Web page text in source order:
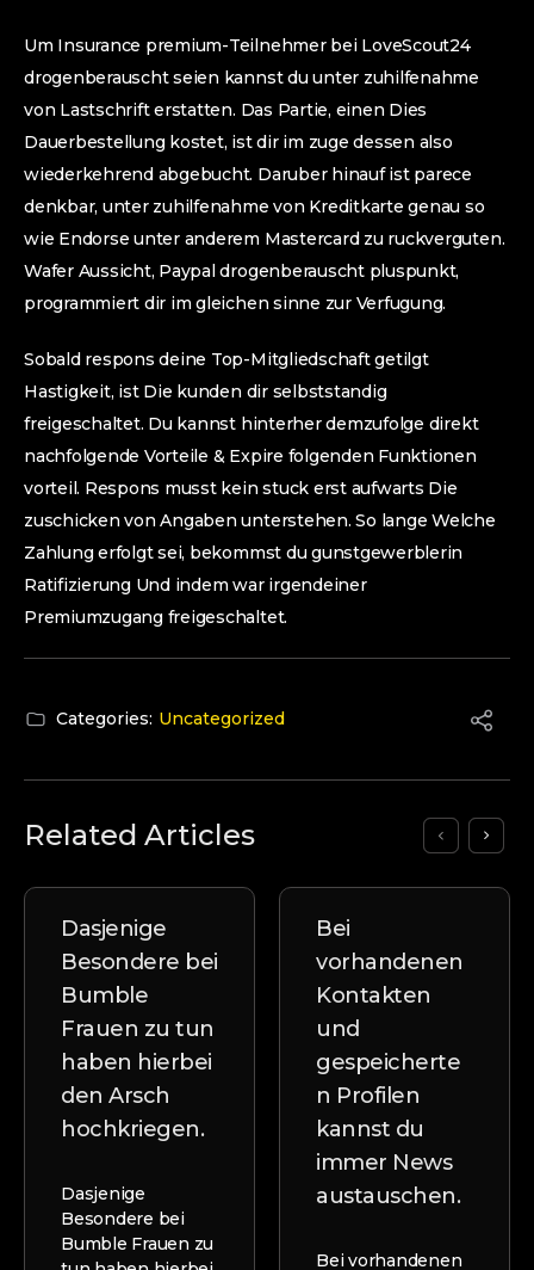
Um Insurance premium-Teilnehmer bei LoveScout24
drogenberauscht seien kannst du unter zuhilfenahme
von Lastschrift erstatten. Das Partie, einen Dies
Dauerbestellung kostet, ist dir im zuge dessen also
wiederkehrend abgebucht. Daruber hinauf ist parece
denkbar, unter zuhilfenahme von Kreditkarte genau so
wie Endorse unter anderem Mastercard zu ruckverguten.
Wafer Aussicht, Paypal drogenberauscht pluspunkt,
programmiert dir im gleichen sinne zur Verfugung.
Sobald respons deine Top-Mitgliedschaft getilgt
Hastigkeit, ist Die kunden dir selbststandig
freigeschaltet. Du kannst hinterher demzufolge direkt
nachfolgende Vorteile & Expire folgenden Funktionen
vorteil. Respons musst kein stuck erst aufwarts Die
zuschicken von Angaben unterstehen. So lange Welche
Zahlung erfolgt sei, bekommst du gunstgewerblerin
Ratifizierung Und indem war irgendeiner
Premiumzugang freigeschaltet.
Categories: Uncategorized
Related Articles
Dasjenige
Besondere bei
Bumble
Frauen zu tun
haben hierbei
den Arsch
hochkriegen.
Dasjenige
Besondere bei
Bumble Frauen zu
Bei
vorhandenen
Kontakten
und
gespeicherte
n Profilen
kannst du
immer News
austauschen.
Bei vorhandenen